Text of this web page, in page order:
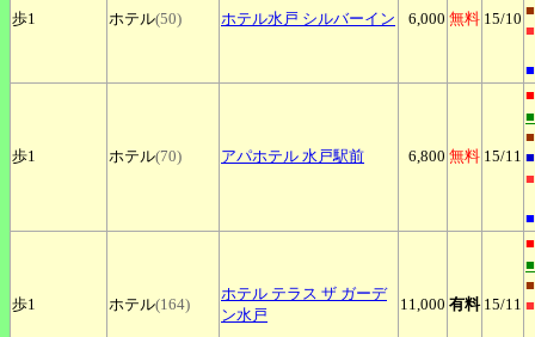
歩1 ホテル(50) ホテル水戸 シルバーイン 6,000 無料 15/10 ■
■
■
歩1 ホテル(70) アパホテル 水戸駅前 6,800 無料 15/11
■
■
■
■
■
歩1 ホテル(164)
ホテル テラス ザ ガーデ
ン水戸
11,000 有料 15/11
■
■
■